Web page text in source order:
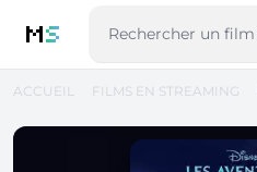
MS
ACCUEIL FILMS EN STREAMING